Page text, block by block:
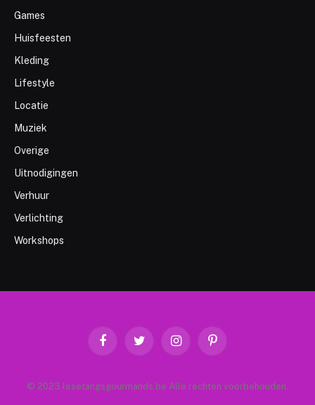
Games
Huisfeesten
Kleding
Lifestyle
Locatie
Muziek
Overige
Uitnodigingen
Verhuur
Verlichting
Workshops
FacebookTwitter InstagramPinterest
© 2023 lesetangsgourmands.be Alle rechten voorbehouden.